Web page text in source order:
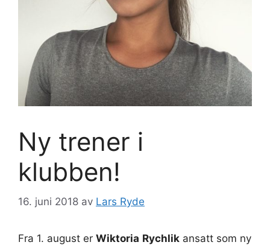
Ny trener i
klubben!
16. juni 2018 av Lars Ryde
Fra 1. august er Wiktoria Rychlik ansatt som ny